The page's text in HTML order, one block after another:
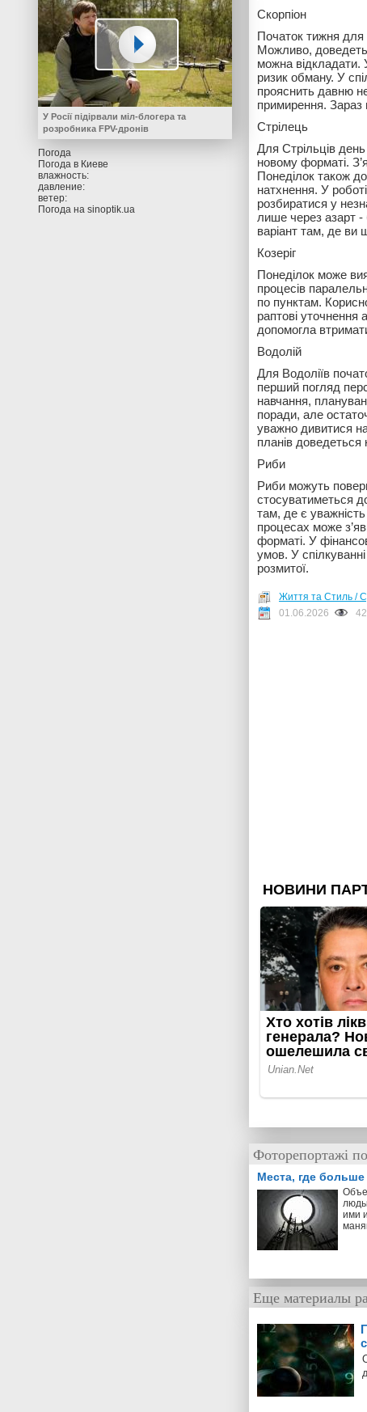
Скорпіон
Початок тижня для
Можливо,
можна відкладати.
ризик обману. У
прояснить давню
примирення. Зараз
Стрілець
Для Стрільців
новому форматі.
Понеділок також
натхнення. У
розбиратися у
лише через азарт -
варіант там, де ви
Козеріг
Понеділок може
процесів
по пунктам.
раптові уточнення
допомогла
Водолій
Для Водоліїв
перший погляд
навчання,
поради, але
уважно дивитися
планів доведеться
Риби
Риби можуть
стосуватиметься
там, де є уважність
процесах може
форматі. У
умов. У
розмитої.
Життя та Стиль /
01.06.2026
Фоторепортажі
Места, где
ими
Еще материалы
У Росії підірвали міл-блогера та
розробника FPV-дронів
Погода
Погода в Киеве
влажность:
давление:
ветер:
Погода на sinoptik.ua